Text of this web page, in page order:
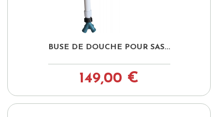
BUSE DE DOUCHE POUR SAS...
149,00 €